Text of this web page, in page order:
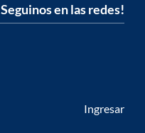
Seguinos en las redes!
Ingresar